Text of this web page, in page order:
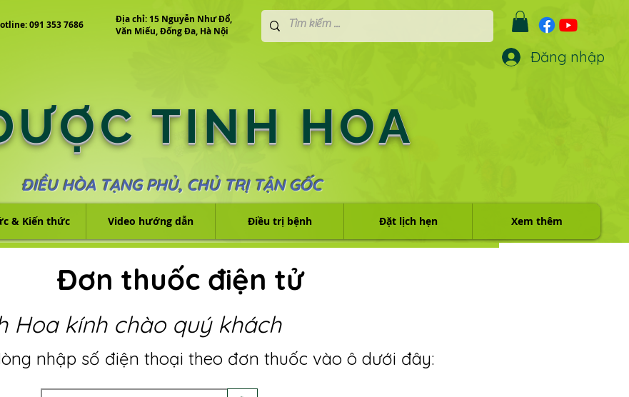
Đăng nhập
091 353 7686
Địa chỉ: 15 Nguyễn Như Đổ,
Văn Miếu, Đống Đa, Hà Nội
TINH HOA
ĐIỀU HÒA TẠNG PHỦ, CHỦ TRỊ TẬN GỐC
& Kiến thức Video hướng dẫn Điều trị bệnh Đặt lịch hẹn Xem thêm
Đơn thuốc điện tử
Hoa kính chào quý khách
nhập số điện thoại theo đơn thuốc vào ô dưới đây: